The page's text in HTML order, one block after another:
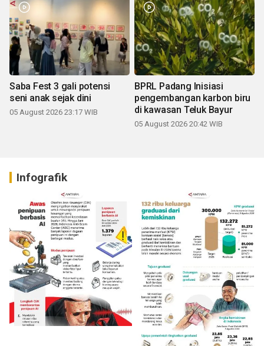
Saba Fest 3 gali potensi
seni anak sejak dini
05 August 2026 23:17 WIB
BPRL Padang Inisiasi
pengembangan karbon biru
di kawasan Teluk Bayur
05 August 2026 20:42 WIB
Infografik